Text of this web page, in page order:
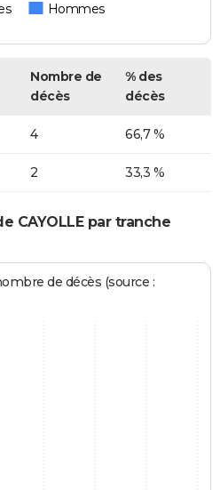
Hommes
Nombre de
décès
% des
décès
4 66,7 %
2 33,3 %
CAYOLLE par tranche
de décès (source :